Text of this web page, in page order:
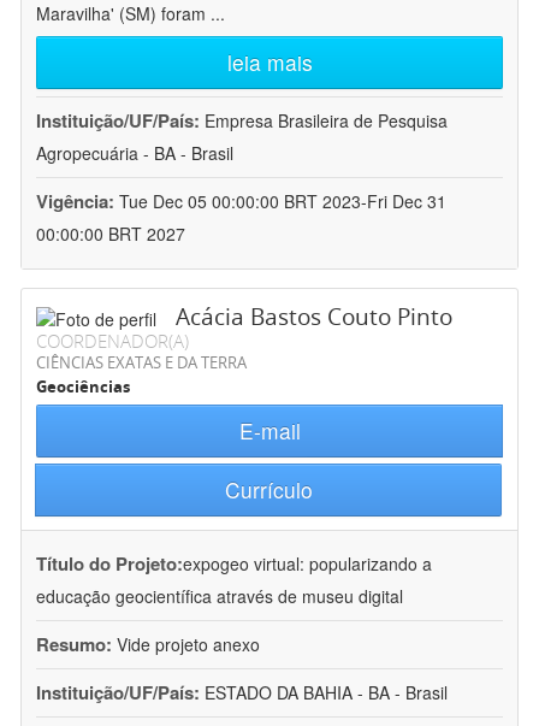
Maravilha' (SM) foram ...
leia mais
Instituição/UF/País: Empresa Brasileira de Pesquisa
Agropecuária - BA - Brasil
Vigência: Tue Dec 05 00:00:00 BRT 2023-Fri Dec 31
00:00:00 BRT 2027
Acácia Bastos Couto Pinto
COORDENADOR(A)
CIÊNCIAS EXATAS E DA TERRA
Geociências
E-mail
Currículo
Título do Projeto:expogeo virtual: popularizando a
educação geocientífica através de museu digital
Resumo: Vide projeto anexo
Instituição/UF/País: ESTADO DA BAHIA - BA - Brasil